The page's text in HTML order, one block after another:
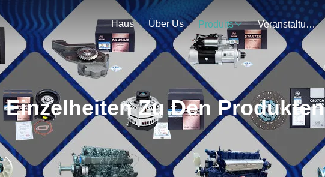
Haus Über Us Produits Veranstaltungen
Einzelheiten Zu Den Produkten